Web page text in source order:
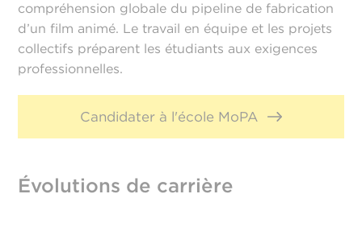
compréhension globale du pipeline de fabrication
d’un film animé. Le travail en équipe et les projets
collectifs préparent les étudiants aux exigences
professionnelles.
Candidater à l'école MoPA
Évolutions de carrière